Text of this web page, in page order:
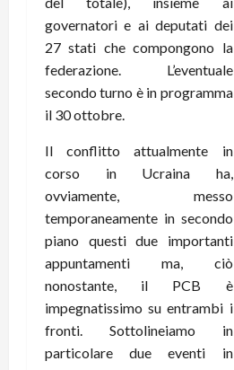
governatori e ai deputati dei
27 stati che compongono la
federazione. L’eventuale
secondo turno è in programma
il 30 ottobre.
Il conflitto attualmente in
corso in Ucraina ha,
ovviamente, messo
temporaneamente in secondo
piano questi due importanti
appuntamenti ma, ciò
nonostante, il PCB è
impegnatissimo su entrambi i
fronti. Sottolineiamo in
particolare due eventi in